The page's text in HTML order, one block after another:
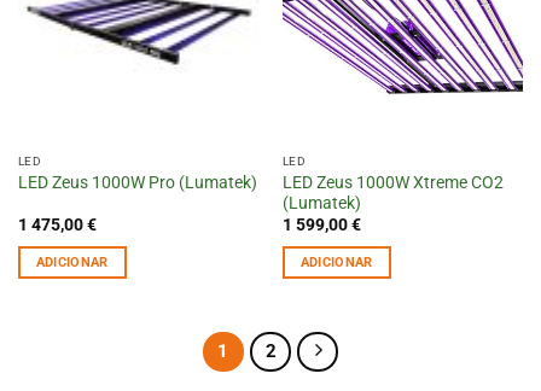
LED
LED Zeus 1000W Pro (Lumatek)
1 475,00€
ADICIONAR
LED
LED Zeus 1000W Xtreme CO2
(Lumatek)
1 599,00€
ADICIONAR
1 2